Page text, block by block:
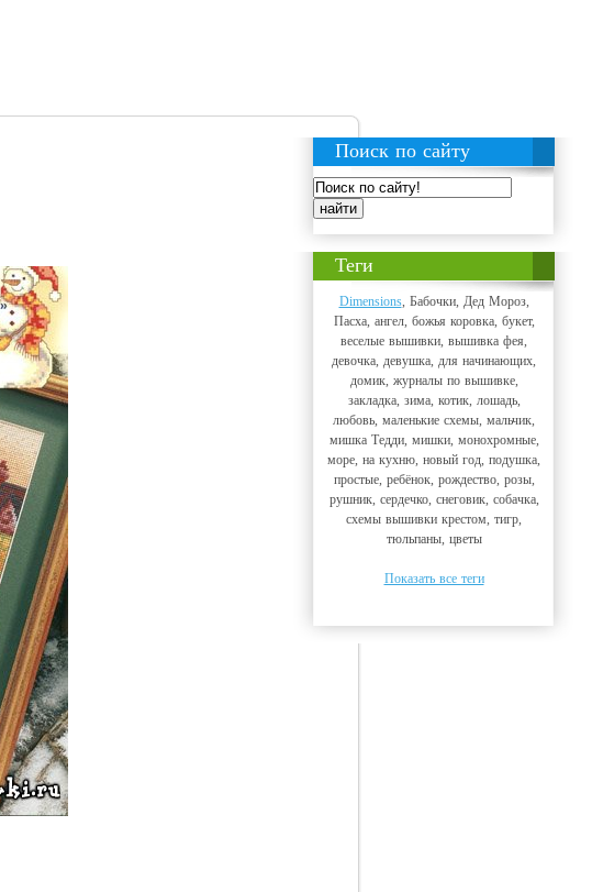
Поиск по сайту
Теги
Dimensions, Бабочки, Дед Мороз,
Пасха, ангел, божья коровка, букет,
веселые вышивки, вышивка фея,
девочка, девушка, для начинающих,
домик, журналы по вышивке,
закладка, зима, котик, лошадь,
любовь, маленькие схемы, мальчик,
мишка Тедди, мишки, монохромные,
море, на кухню, новый год, подушка,
простые, ребёнок, рождество, розы,
рушник, сердечко, снеговик, собачка,
схемы вышивки крестом, тигр,
тюльпаны, цветы
Показать все теги